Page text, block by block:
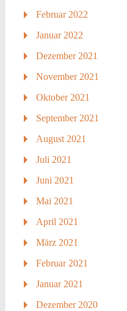
Februar 2022
Januar 2022
Dezember 2021
November 2021
Oktober 2021
September 2021
August 2021
Juli 2021
Juni 2021
Mai 2021
April 2021
März 2021
Februar 2021
Januar 2021
Dezember 2020